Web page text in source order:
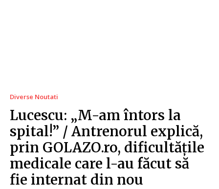
Diverse Noutati
Lucescu: „M-am întors la
spital!” / Antrenorul explică,
prin GOLAZO.ro, dificultățile
medicale care l-au făcut să
fie internat din nou